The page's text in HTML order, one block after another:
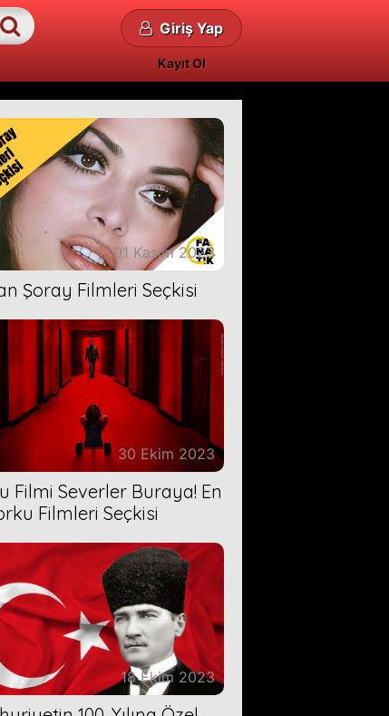
Giriş Yap
Kayıt Ol
01 Kasım 2023
Şoray Filmleri Seçkisi
30 Ekim 2023
Filmi Severler Buraya! En
Filmleri Seçkisi
18 Ekim 2023